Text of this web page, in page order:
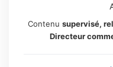
Contenu supervisé,
Directeur